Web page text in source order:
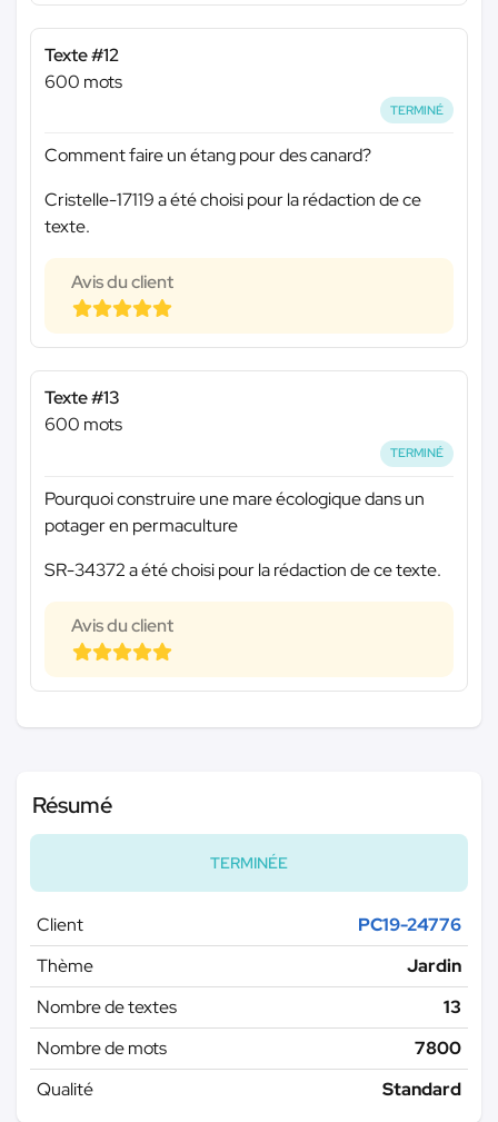
Texte #12
600 mots
TERMINÉ
Comment faire un étang pour des canard?
Cristelle-17119 a été choisi pour la rédaction de ce
texte.
Avis du client
Texte #13
600 mots
TERMINÉ
Pourquoi construire une mare écologique dans un
potager en permaculture
SR-34372 a été choisi pour la rédaction de ce texte.
Avis du client
Résumé
TERMINÉE
Client
PC19-24776
Thème
Jardin
Nombre de textes
13
Nombre de mots
7800
Qualité
Standard